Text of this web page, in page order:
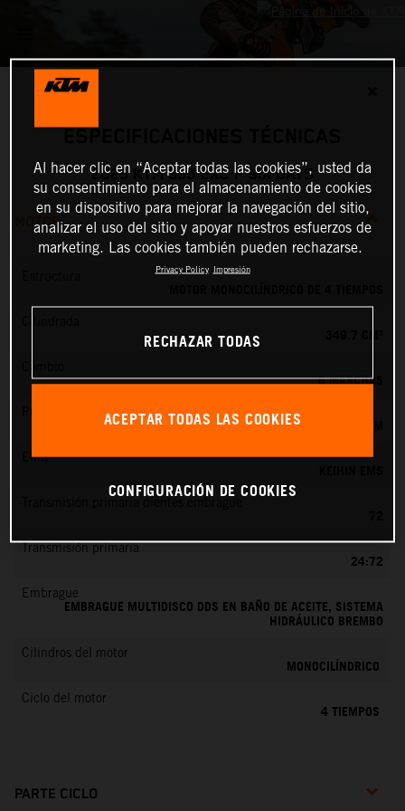
2025 KTM 350 EXC-F SIX DAYS
MOTOR
6 MARCHAS
Preparación de la mezcla
KEIHIN EFI, TOBERA DE 42 MM
EMS
Transmisión primaria
24:72
Embrague
EMBRAGUE MULTIDISCO DDS EN BAÑO DE ACEITE, SISTEMA
HIDRÁULICO BREMBO
Cilindros del motor
MONOCILÍNDRICO
Ciclo del motor
4 TIEMPOS
PARTE CICLO
Al hacer clic en “Aceptar todas las cookies”, usted da
su consentimiento para el almacenamiento de cookies
en su dispositivo para mejorar la navegación del sitio,
analizar el uso del sitio y apoyar nuestros esfuerzos de
marketing. Las cookies también pueden rechazarse.
Privacy Policy Impresión
RECHAZAR TODAS
ACEPTAR TODAS LAS COOKIES
CONFIGURACIÓN DE COOKIES